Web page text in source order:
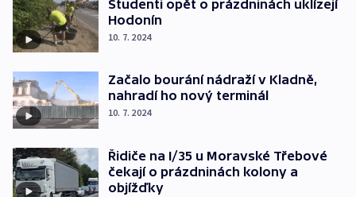
Studenti opět o prázdninách uklízejí
Hodonín
10. 7. 2024
Začalo bourání nádraží v Kladně,
nahradí ho nový terminál
10. 7. 2024
Řidiče na I/35 u Moravské Třebové
čekají o prázdninách kolony a
objížďky